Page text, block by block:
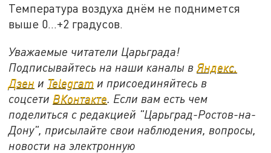
Температура воздуха днём не поднимется
выше 0…+2 градусов.
Уважаемые читатели Царьграда!
Подписывайтесь на наши каналы в Яндекс.
Дзен и Telegram и присоединяйтесь в
соцсети ВКонтакте . Если вам есть чем
поделиться с редакцией "Царьград-Ростов-на-
Дону", присылайте свои наблюдения, вопросы,
новости на электронную